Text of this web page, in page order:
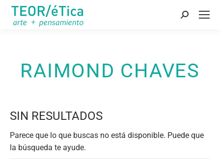
Buscar:
RAIMOND CHAVES
SIN RESULTADOS
Parece que lo que buscas no está disponible. Puede que
la búsqueda te ayude.